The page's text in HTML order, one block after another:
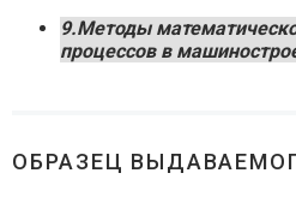
9.Методы
процессов в
ОБРАЗЕЦ